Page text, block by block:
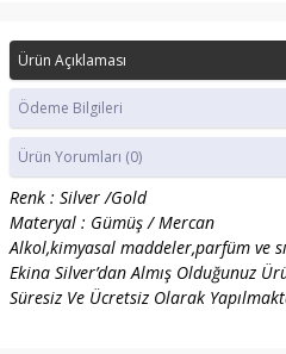
Ürün Açıklaması
Ödeme Bilgileri
Ürün Yorumları (0)
Renk : Silver /Gold
Materyal : Gümüş / Mercan
Alkol,kimyasal maddeler,parfüm ve
Ekina Silver’dan Almış Olduğunuz
Süresiz Ve Ücretsiz Olarak